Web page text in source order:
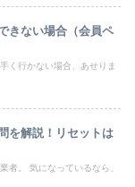
きない場合（会員ペ
く行かない場合、あせりま
を解説！リセットは
者。 気になっているなら、